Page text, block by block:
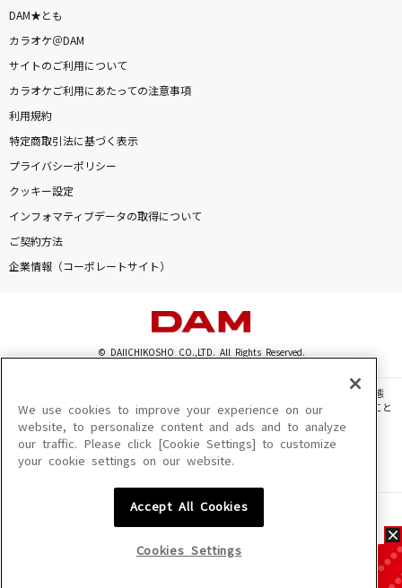
DAM★とも
カラオケ＠DAM
サイトのご利用について
カラオケご利用にあたっての注意事項
利用規約
特定商取引法に基づく表示
プライバシーポリシー
クッキー設定
インフォマティブデータの取得について
ご契約方法
企業情報（コーポレートサイト）
© DAIICHIKOSHO CO.,LTD. All Rights Reserved.
このサイトに掲載されている一切の文章・画像・写真・動画・音声等を、手段や形態
を問わず、著作権法の定める範囲を超えて無断で複製、転載、ファイル化などすること
を禁じます。
楽曲及びコンテンツは、機種によりご利用いただけない場合があります。
楽曲及びコンテンツの配信日、配信内容が変更になる場合があります。
We use cookies to improve your experience on our
website, to personalize content and ads and to analyze
our traffic. Please click [Cookie Settings] to customize
your cookie settings on our website.
Accept All Cookies
Cookies Settings